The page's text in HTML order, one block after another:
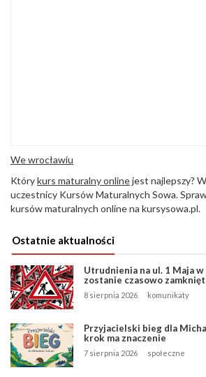
We wrocławiu
Którykurs maturalny onlinejest najlepszy?
uczestnicy Kursów Maturalnych Sowa.
kursów maturalnych online na kursysowa.pl.
Ostatnie aktualności
Utrudnienia na ul. 1 Maja
zostanie czasowo
8 sierpnia 2026 komunikaty
Przyjacielski bieg dla
krok ma znaczenie
7 sierpnia 2026 społeczne